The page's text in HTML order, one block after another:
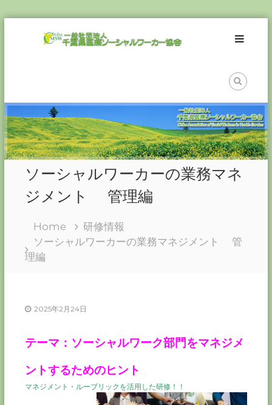
一
般
人
千
葉
県
医
療
ソ
ー
シ
ャ
ル
ワ
ー
会
な
ぐ
ソーシャルワーカーの業務マネ
ジメント 管理編
Home
研修情報
ソーシャルワーカーの業務マネジメント 管
理編
2025年2月24日
テーマ：ソーシャルワーク部門をマネジメ
ントするためのヒント
マネジメント・ルーブリックを活用した研修！！